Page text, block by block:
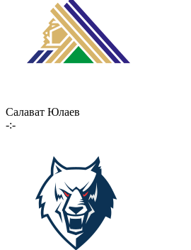
Салават Юлаев
-:-